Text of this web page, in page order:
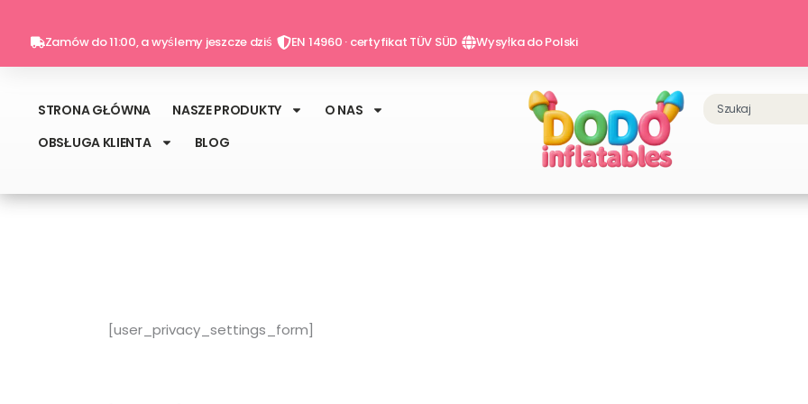
treści Zamów do 11:00, a wyślemy jeszcze dziś EN 14960 · certyfikat TÜV SÜD Wysyłka do Polski
STRONA GŁÓWNA NASZE PRODUKTY
O NAS
OBSŁUGA KLIENTA
BLOG
Szukaj
[user_privacy_settings_form]